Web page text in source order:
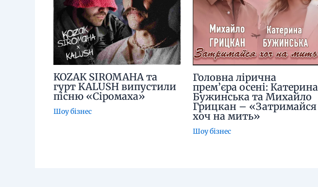
KOZAK SIROMAHA та
гурт KALUSH випустили
пісню «Сіромаха»
Шоу бізнес
Головна лірична
прем’єра осені: Катерина
Бужинська та Михайло
Грицкан – «Затримайся
хоч на мить»
Шоу бізнес